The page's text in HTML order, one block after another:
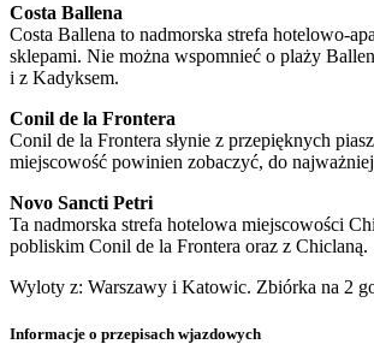
Costa Ballena
Costa Ballena to nadmorska strefa hotelowo-
sklepami. Nie można wspomnieć o plaży
i z Kadyksem.
Conil de la Frontera
Conil de la Frontera słynie z przepięknych
miejscowość powinien zobaczyć, do
Novo Sancti Petri
Ta nadmorska strefa hotelowa miejscowości
pobliskim Conil de la Frontera oraz z Chiclaną.
Wyloty z: Warszawy i Katowic. Zbiórka na 2
Informacje o przepisach wjazdowych